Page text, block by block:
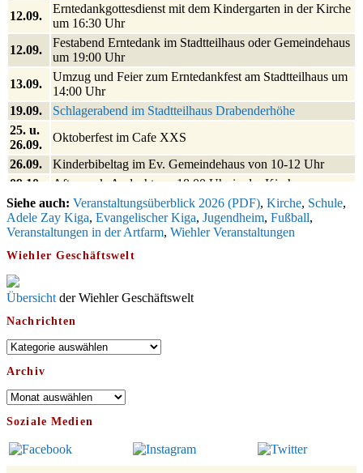
12.09.
Erntedankgottesdienst mit dem Kindergarten in der Kirche
um 16:30 Uhr
12.09.
Festabend Erntedank im Stadtteilhaus oder Gemeindehaus
um 19:00 Uhr
13.09.
Umzug und Feier zum Erntedankfest am Stadtteilhaus um
14:00 Uhr
19.09.
Schlagerabend im Stadtteilhaus Drabenderhöhe
25. u.
26.09.
Oktoberfest im Cafe XXS
26.09.
Kinderbibeltag im Ev. Gemeindehaus von 10-12 Uhr
09.10.
Afterwork-Andacht um 18:00 Uhr in der Kirche
10.10.
Sandmännchen-Gottesdienst in der Kirche oder im Ev.
Gemeindehaus um 18:00 Uhr
11.10.
Oktoberfest MGV im Stadtteilhaus um 11:00 Uhr
29.10.
Blutspenden des DRK im Ev. Gemeindehaus von 16-20
31.10.
Gottesdienst zum Reformationstag in der Kirche um 18:30
Uhr
Konzert Akkordeon-Orchester im Stadtteilhaus um 16:00
Uhr
12.11.
St. Martin Umzug in Drabenderhöhe um 17:00 Uhr
Drabenderhöhe um 11:15 Uhr
19:00 Uhr
28.11.
Kinderbibeltag im Ev. Gemeindehaus von 10-12 Uhr
Siehe auch: Veranstaltungsüberblick 2026 (PDF), Kirche, Schule,
Adele Zay Kiga, Evangelischer Kiga, Jugendheim, Fußball,
Veranstaltungen in der Artfarm, Wiehler Veranstaltungen
Wiehler Geschäftswelt
Übersicht der Wiehler Geschäftswelt
Nachrichten
Nachrichten
Archiv
Archiv
Soziale Medien